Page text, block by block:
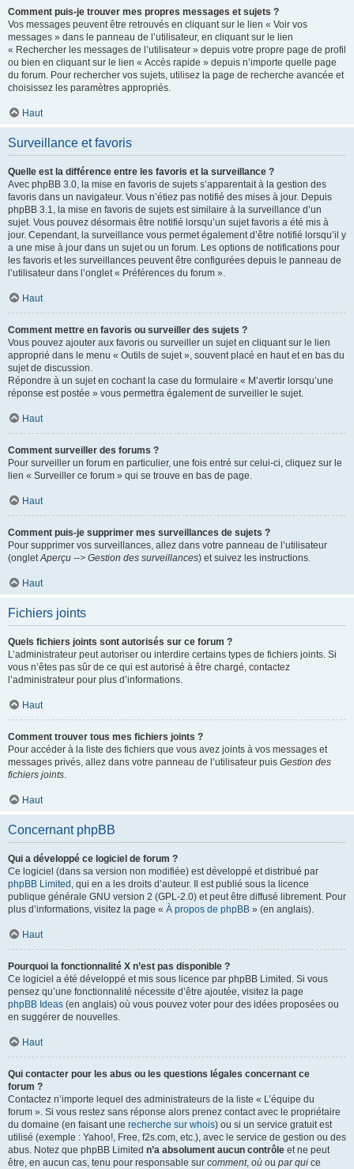
Comment puis-je trouver mes propres messages et sujets ?
Vos messages peuvent être retrouvés en cliquant sur le lien « Voir vos
messages » dans le panneau de l’utilisateur, en cliquant sur le lien
« Rechercher les messages de l’utilisateur » depuis votre propre page de profil
ou bien en cliquant sur le lien « Accès rapide » depuis n’importe quelle page
du forum. Pour rechercher vos sujets, utilisez la page de recherche avancée et
choisissez les paramètres appropriés.
Haut
Surveillance et favoris
Quelle est la différence entre les favoris et la surveillance ?
Avec phpBB 3.0, la mise en favoris de sujets s’apparentait à la gestion des
favoris dans un navigateur. Vous n’étiez pas notifié des mises à jour. Depuis
phpBB 3.1, la mise en favoris de sujets est similaire à la surveillance d’un
sujet. Vous pouvez désormais être notifié lorsqu’un sujet favoris a été mis à
jour. Cependant, la surveillance vous permet également d’être notifié lorsqu’il y
a une mise à jour dans un sujet ou un forum. Les options de notifications pour
les favoris et les surveillances peuvent être configurées depuis le panneau de
l’utilisateur dans l’onglet « Préférences du forum ».
Haut
Comment mettre en favoris ou surveiller des sujets ?
Vous pouvez ajouter aux favoris ou surveiller un sujet en cliquant sur le lien
approprié dans le menu « Outils de sujet », souvent placé en haut et en bas du
sujet de discussion.
Répondre à un sujet en cochant la case du formulaire « M’avertir lorsqu’une
réponse est postée » vous permettra également de surveiller le sujet.
Haut
Comment surveiller des forums ?
Pour surveiller un forum en particulier, une fois entré sur celui-ci, cliquez sur le
lien « Surveiller ce forum » qui se trouve en bas de page.
Haut
Comment puis-je supprimer mes surveillances de sujets ?
Pour supprimer vos surveillances, allez dans votre panneau de l’utilisateur
(ongletAperçu --> Gestion des surveillances) et suivez les instructions.
Haut
Fichiers joints
Quels fichiers joints sont autorisés sur ce forum ?
L’administrateur peut autoriser ou interdire certains types de fichiers joints. Si
vous n’êtes pas sûr de ce qui est autorisé à être chargé, contactez
l’administrateur pour plus d’informations.
Haut
Comment trouver tous mes fichiers joints ?
Pour accéder à la liste des fichiers que vous avez joints à vos messages et
messages privés, allez dans votre panneau de l’utilisateur puis Gestion des
fichiers joints.
Haut
Concernant phpBB
Qui a développé ce logiciel de forum ?
Ce logiciel (dans sa version non modifiée) est développé et distribué par
phpBB Limited , qui en a les droits d’auteur. Il est publié sous la licence
publique générale GNU version 2 (GPL-2.0) et peut être diffusé librement. Pour
plus d’informations, visitez la page « À propos de phpBB » (en anglais).
Haut
Pourquoi la fonctionnalité X n’est pas disponible ?
Ce logiciel a été développé et mis sous licence par phpBB Limited. Si vous
pensez qu’une fonctionnalité nécessite d’être ajoutée, visitez la page
phpBB Ideas (en anglais) où vous pouvez voter pour des idées proposées ou
en suggérer de nouvelles.
Haut
Qui contacter pour les abus ou les questions légales concernant ce
forum ?
Contactez n’importe lequel des administrateurs de la liste « L’équipe du
forum ». Si vous restez sans réponse alors prenez contact avec le propriétaire
du domaine (en faisant une recherche sur whois) ou si un service gratuit est
utilisé (exemple : Yahoo!, Free, f2s.com, etc.), avec le service de gestion ou des
abus. Notez que phpBB Limited n’a absolument aucun contrôle et ne peut
être, en aucun cas, tenu pour responsable sur comment, où ou par qui ce